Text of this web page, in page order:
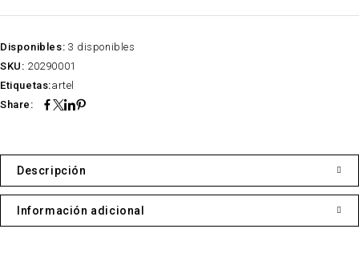
Disponibles: 3 disponibles
SKU: 20290001
Etiquetas:artel
Share:
Descripción
Información adicional